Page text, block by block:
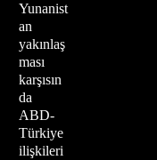
Yunanist
an
yakınlaş
ması
karşısın
da
ABD-
Türkiye
ilişkileri